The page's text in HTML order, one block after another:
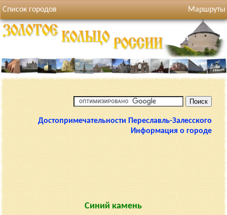
Список городов Маршруты
Достопримечательности Переславль-Залесского
Информация о городе
Синий камень